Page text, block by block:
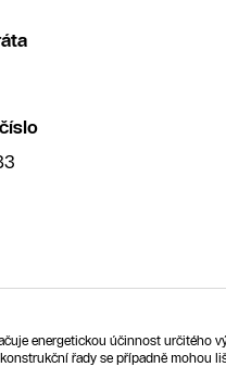
energetickou účinnost určitého
řady se případně mohou